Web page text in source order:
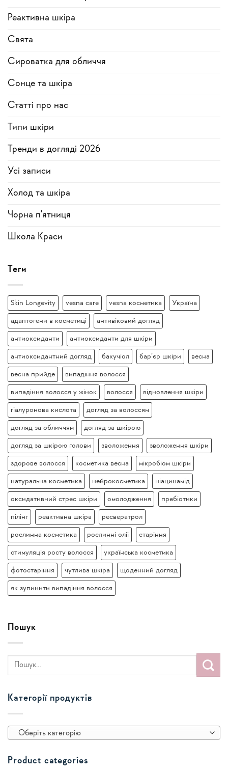
Реактивна шкіра
Свята
Сироватка для обличчя
Сонце та шкіра
Статті про нас
Типи шкіри
Тренди в догляді 2026
Усi записи
Холод та шкіра
Чорна п'ятниця
Школа Краси
Теги
Skin Longevity vesna care vesna косметика Україна
адаптогени в косметиці антивіковий догляд
антиоксиданти антиоксиданти для шкіри
антиоксидантний догляд бакучіол бар’єр шкіри весна
весна прийде випадіння волосся
випадіння волосся у жінок волосся відновлення шкіри
гіалуронова кислота догляд за волоссям
догляд за обличчям догляд за шкірою
догляд за шкірою голови зволоження зволоження шкіри
здорове волосся косметика весна мікробіом шкіри
натуральна косметика нейрокосметика ніацинамід
оксидативний стрес шкіри омолодження пребіотики
пілінг реактивна шкіра ресвератрол
рослинна косметика рослинні олії старіння
стимуляція росту волосся українська косметика
фотостаріння чутлива шкіра щоденний догляд
як зупинити випадіння волосся
Пошук
Категорії продуктів
Оберіть категорію
Product categories